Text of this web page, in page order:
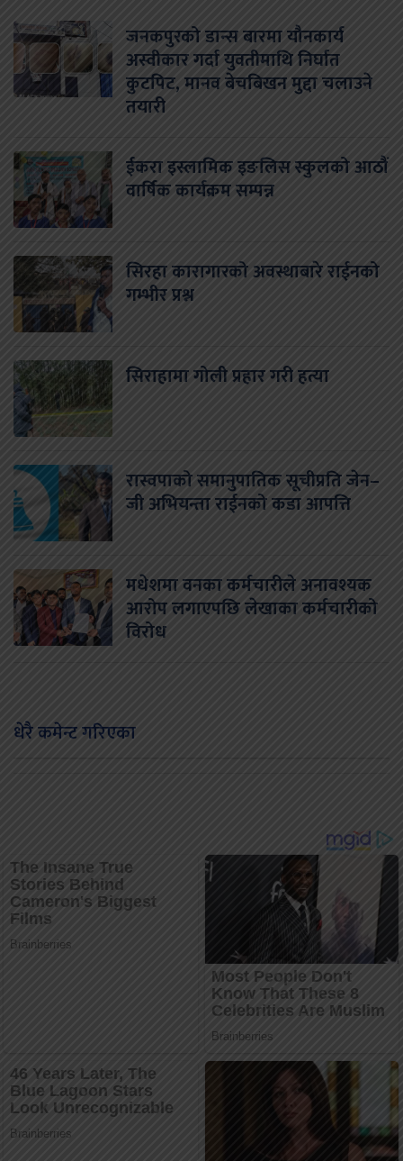
जनकपुरको डान्स बारमा यौनकार्य
अस्वीकार गर्दा युवतीमाथि निर्घात
कुटपिट, मानव बेचबिखन मुद्दा चलाउने
तयारी
ईकरा इस्लामिक इङलिस स्कुलको आठौं
वार्षिक कार्यक्रम सम्पन्न
सिरहा कारागारको अवस्थाबारे राईनको
गम्भीर प्रश्न
सिराहामा गोली प्रहार गरी हत्या
रास्वपाको समानुपातिक सूचीप्रति जेन–
जी अभियन्ता राईनको कडा आपत्ति
मधेशमा वनका कर्मचारीले अनावश्यक
आरोप लगाएपछि लेखाका कर्मचारीको
विरोध
धेरै कमेन्ट गरिएका